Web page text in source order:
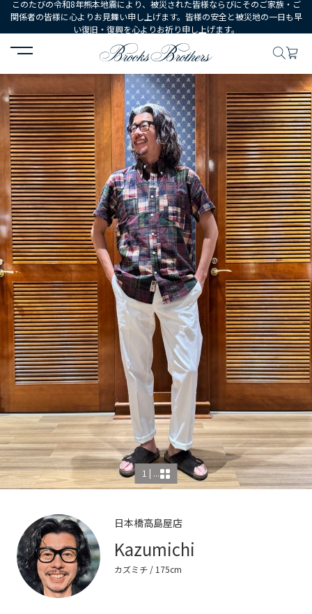
このたびの令和8年熊本地震により、被災された皆様ならびにそのご家族・ご
関係者の皆様に心よりお見舞い申し上げます。皆様の安全と被災地の一日も早
い復旧・復興を心よりお祈り申し上げます。
HOME コーディネート コーディネート詳細
1 | ...
日本橋高島屋店
Kazumichi
カズミチ/ 175cm